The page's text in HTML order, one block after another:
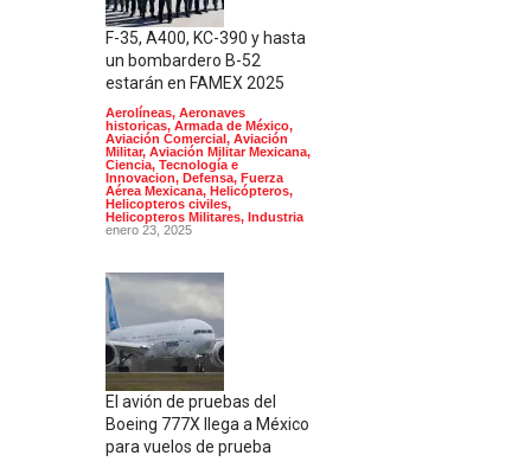
F-35, A400, KC-390 y hasta
un bombardero B-52
estarán en FAMEX 2025
Aerolíneas, Aeronaves
historicas, Armada de México,
Aviación Comercial , Aviación
Militar, Aviación Militar Mexicana,
Ciencia, Tecnología e
Innovacion, Defensa, Fuerza
Aérea Mexicana, Helicópteros,
Helicopteros civiles,
Helicopteros Militares, Industria
enero 23, 2025
El avión de pruebas del
Boeing 777X llega a México
para vuelos de prueba